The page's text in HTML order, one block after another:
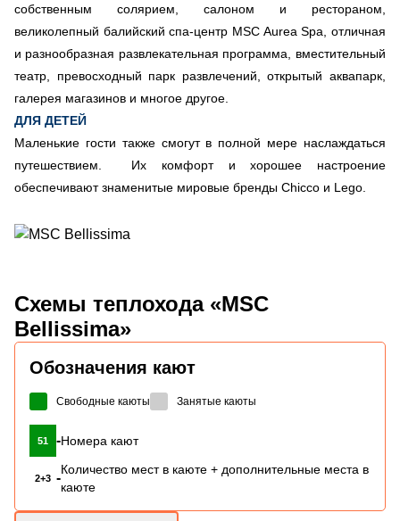
собственным солярием, салоном и рестораном,
великолепный балийский спа-центр MSC Aurea Spa, отличная
и разнообразная развлекательная программа, вместительный
театр, превосходный парк развлечений, открытый аквапарк,
галерея магазинов и многое другое.
ДЛЯ ДЕТЕЙ
Маленькие гости также смогут в полной мере наслаждаться
путешествием. Их комфорт и хорошее настроение
обеспечивают знаменитые мировые бренды Chicco и Lego.
Схемы теплохода «MSC
Bellissima»
Обозначения кают
Свободные каюты Занятые каюты
51 -Номера кают
2+3 -
Количество мест в каюте + дополнительные места в
каюте